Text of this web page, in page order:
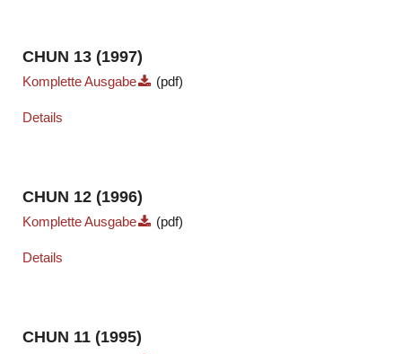
CHUN 13 (1997)
Komplette Ausgabe (pdf)
Details
CHUN 12 (1996)
Komplette Ausgabe (pdf)
Details
CHUN 11 (1995)